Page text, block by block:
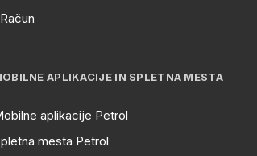
APLIKACIJE IN SPLETNA MESTA
aplikacije Petrol
mesta Petrol